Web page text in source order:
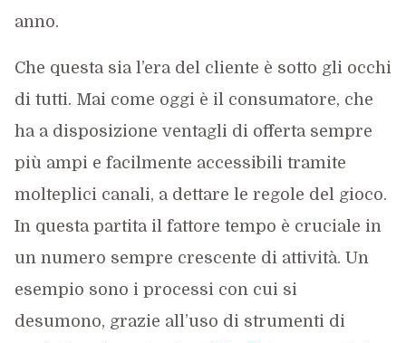
anno.
Che questa sia l’era del cliente è sotto gli occhi
di tutti. Mai come oggi è il consumatore, che
ha a disposizione ventagli di offerta sempre
più ampi e facilmente accessibili tramite
molteplici canali, a dettare le regole del gioco.
In questa partita il fattore tempo è cruciale in
un numero sempre crescente di attività. Un
esempio sono i processi con cui si
desumono, grazie all’uso di strumenti di